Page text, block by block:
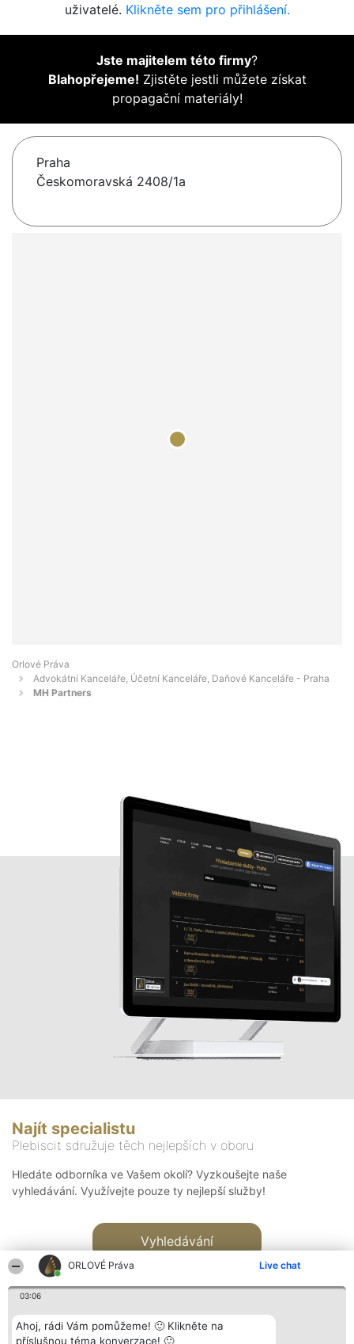
ORLOVÉ Práva Live chat
03:06
Ahoj, rádi Vám pomůžeme! 🙂 Klikněte na
příslušnou téma konverzace! 🙂
uživatelé. Klikněte sem pro přihlášení.
Jste majitelem této firmy?
Blahopřejeme! Zjistěte jestli můžete získat
propagační materiály!
Praha
Českomoravská 2408/1a
Orlové Práva
Advokátní Kanceláře, Účetní Kanceláře, Daňové Kanceláře - Praha
MH Partners
Najít specialistu
Plebiscit sdružuje těch nejlepších v oboru
Hledáte odborníka ve Vašem okolí? Vyzkoušejte naše
vyhledávání. Využívejte pouze ty nejlepší služby!
Vyhledávání